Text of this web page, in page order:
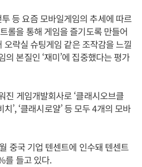
등 요즘 모바일게임의 추세에 따르
롤을 통해 게임을 즐기도록 만들어
오락실 슈팅게임 같은 조작감을 느낄
의 본질인 ‘재미’에 집중했다는 평가
진 게임개발회사로 ‘클래시오브클
치’, ‘클래시로얄’ 등 모두 4개의 모바
중국 기업 텐센트에 인수돼 텐센트
를 들고 있다.